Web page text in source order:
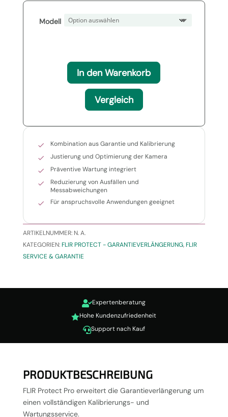
Modell
In den Warenkorb
Vergleich
Kombination aus Garantie und Kalibrierung
Justierung und Optimierung der Kamera
Präventive Wartung integriert
Reduzierung von Ausfällen und
Messabweichungen
Für anspruchsvolle Anwendungen geeignet
ARTIKELNUMMER: N. A.
KATEGORIEN:FLIR PROTECT - GARANTIEVERLÄNGERUNG,FLIR
SERVICE & GARANTIE
Expertenberatung
Hohe Kundenzufriedenheit
Support nach Kauf
PRODUKTBESCHREIBUNG
FLIR Protect Pro erweitert die Garantieverlängerung um
einen vollständigen Kalibrierungs- und
Wartungsservice.